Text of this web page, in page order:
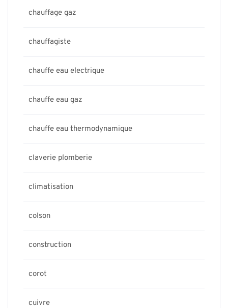
chauffage gaz
chauffagiste
chauffe eau electrique
chauffe eau gaz
chauffe eau thermodynamique
claverie plomberie
climatisation
colson
construction
corot
cuivre